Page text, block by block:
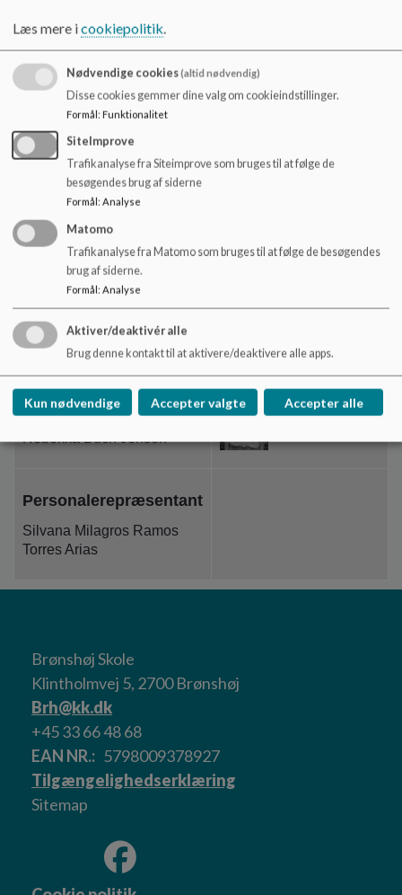
Forældrerepræsentant
Ditte Isager Vang
Forældrerepræsentant
Magnus Sølvhøj Kühn
Forældrerepræsentant
Stephane Bernard Lagier
Personalerepræsentant
Dennis Wagner
Personalerepræsentant
Rebekka Buch Jensen
Personalerepræsentant
Silvana Milagros Ramos
Torres Arias
Brønshøj Skole
Klintholmvej 5, 2700 Brønshøj
Brh@kk.dk
+45 33 66 48 68
EAN NR.
5798009378927
Tilgængelighedserklæring
Sitemap
Læs mere icookiepolitik.
Nødvendige cookies(altid nødvendig)
Disse cookies gemmer dine valg om cookieindstillinger.
Formål: Funktionalitet
SiteImprove
Trafikanalyse fra Siteimprove som bruges til at følge de
besøgendes brug af siderne
Formål : Analyse
Matomo
Trafikanalyse fra Matomo som bruges til at følge de besøgendes
brug af siderne.
Formål: Analyse
Aktiver/deaktivér alle
Brug denne kontakt til at aktivere/deaktivere alle apps.
Kun nødvendige Accepter valgte Accepter alle